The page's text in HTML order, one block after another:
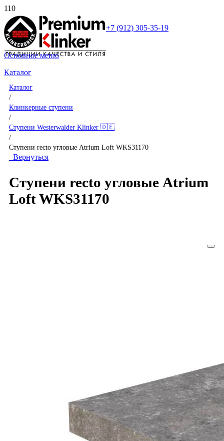
+7 (912) 305-35-19
Основное меню
Каталог
Каталог
/
Клинкерные ступени
/
Ступени Westerwalder Klinker 🇩🇪
/
Ступени recto угловые Atrium Loft WKS31170
Вернуться
Ступени recto угловые Atrium
Loft WKS31170